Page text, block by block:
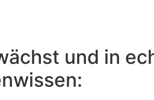
und in